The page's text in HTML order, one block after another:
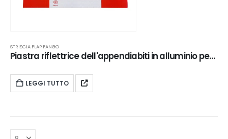
STRISCIA FLAP FANGO
Piastra riflettrice dell'appendiabiti in alluminio per semi-camion | XKJ-MFS-S24AL
LEGGI TUTTO